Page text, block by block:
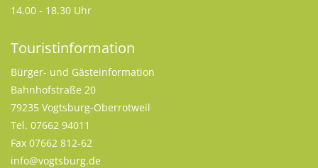
14.00 - 18.30 Uhr
Touristinformation
Bürger- und Gästeinformation
Bahnhofstraße 20
79235 Vogtsburg-Oberrotweil
Tel. 07662 94011
Fax 07662 812-62
info@vogtsburg.de